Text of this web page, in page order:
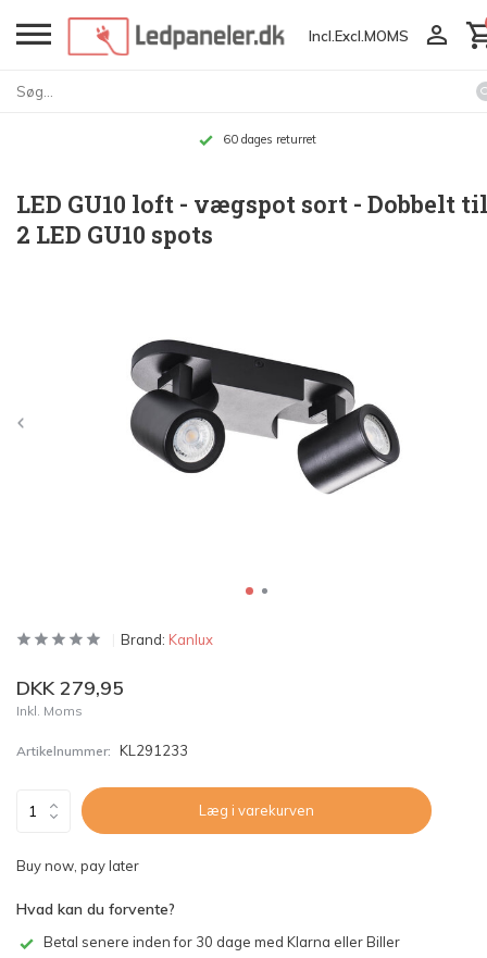
Incl. Excl. MOMS
60 dages returret
LED GU10 loft - vægspot sort - Dobbelt til
2 LED GU10 spots
Brand: Kanlux
DKK 279,95
Inkl. Moms
Artikelnummer: KL291233
Læg i varekurven
Buy now, pay later
Hvad kan du forvente?
Betal senere inden for 30 dage med Klarna eller Biller